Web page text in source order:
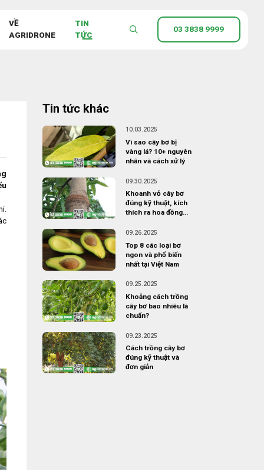
VỀ
AGRIDRONE
TIN
TỨC
03 3838 9999
Tin tức khác
10.03.2025
Vì sao cây bơ bị
vàng lá? 10+ nguyên
nhân và cách xử lý
09.30.2025
Khoanh vỏ cây bơ
đúng kỹ thuật, kích
thích ra hoa đồng
09.26.2025
Top 8 các loại bơ
ngon và phổ biến
nhất tại Việt Nam
09.25.2025
Khoảng cách trồng
cây bơ bao nhiêu là
chuẩn?
09.23.2025
Cách trồng cây bơ
đúng kỹ thuật và
đơn giản